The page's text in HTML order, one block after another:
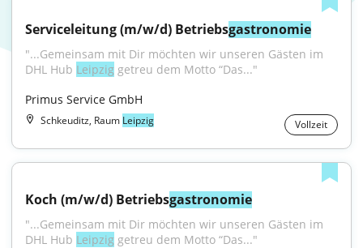
Serviceleitung (m/w/d) Betriebsgastronomie
"...Gemeinsam mit Dir möchten wir unseren Gästen im
DHL Hub Leipzig getreu dem Motto “Das..."
Primus Service GmbH
Schkeuditz, Raum Leipzig Vollzeit
Koch (m/w/d) Betriebsgastronomie
"...Gemeinsam mit Dir möchten wir unseren Gästen im
DHL Hub Leipzig getreu dem Motto “Das..."